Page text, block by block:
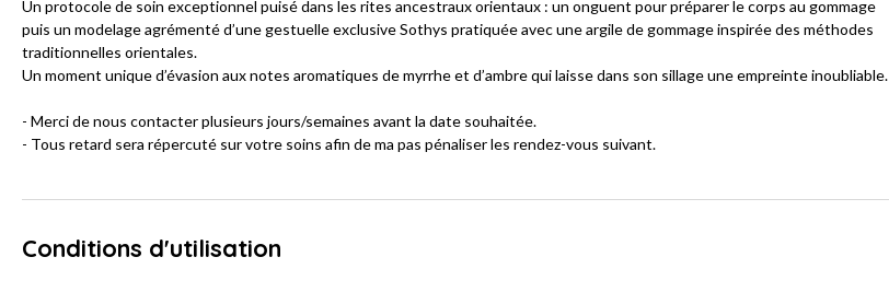
Un protocole de soin exceptionnel puisé dans les rites ancestraux orientaux : un onguent pour préparer le corps au gommage
puis un modelage agrémenté d’une gestuelle exclusive Sothys pratiquée avec une argile de gommage inspirée des méthodes
traditionnelles orientales.
Un moment unique d’évasion aux notes aromatiques de myrrhe et d’ambre qui laisse dans son sillage une empreinte inoubliable.
- Merci de nous contacter plusieurs jours/semaines avant la date souhaitée.
- Tous retard sera répercuté sur votre soins afin de ma pas pénaliser les rendez-vous suivant.
Conditions d'utilisation